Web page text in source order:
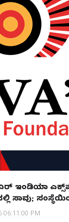
ಏರ್ ಇಂಡಿಯಾ
ಸಾವು;
06:11:00 PM